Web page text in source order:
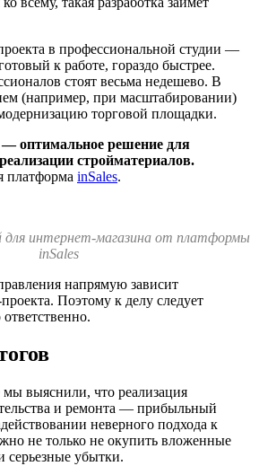
в профессиональной студии —
к работе, гораздо быстрее.
стоят весьма недешево. В
(например, при масштабировании)
торговой площадки.
— оптимальное решение для
стройматериалов.
платформа inSales.
интернет-магазина от платформы
inSales
напрямую зависит
Поэтому к делу следует
мы выяснили, что реализация
и ремонта — прибыльный
неверного подхода к
не только не окупить вложенные
серьезные убытки.